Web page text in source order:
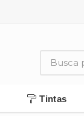
Tintas